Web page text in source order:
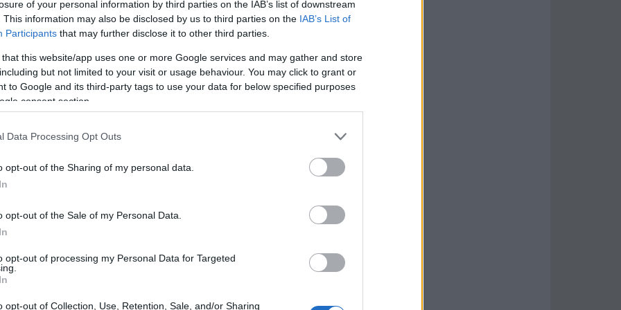
of your personal information by third parties on the IAB’s list of downstream
This information may also be disclosed by us to third parties on the IAB’s List of
Participants that may further disclose it to other third parties.
that this website/app uses one or more Google services and may gather and store
but not limited to your visit or usage behaviour. You may click to grant or
to Google and its third-party tags to use your data for below specified purposes
consent section.
Data Processing Opt Outs
opt-out of the Sharing of my personal data.
opt-out of the Sale of my Personal Data.
opt-out of processing my Personal Data for Targeted
opt-out of Collection, Use, Retention, Sale, and/or Sharing
un grande giocatore o meno.
che decide perché conosce la